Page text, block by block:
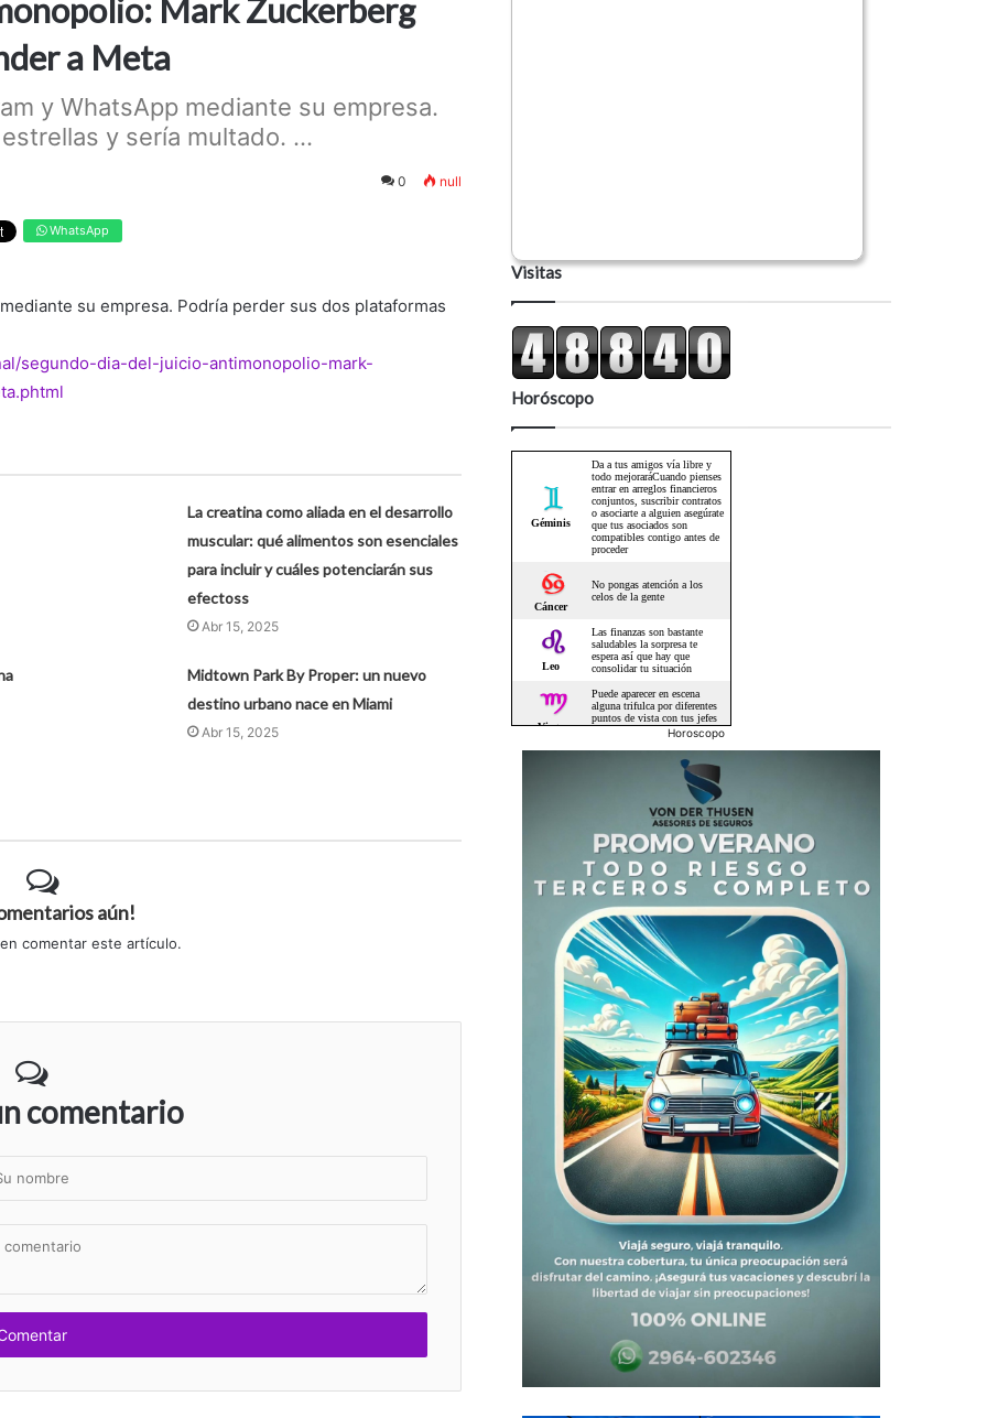
Mark Zuckerberg
a Meta
y WhatsApp mediante su empresa.
y sería multado. ...
0 null
WhatsApp
su empresa. Podría perder sus dos plataformas
segundo-dia-del-juicio-antimonopolio-mark-
La creatina como aliada en el desarrollo
muscular: qué alimentos son esenciales
para incluir y cuáles potenciarán sus
efectoss
Abr 15, 2025
Midtown Park By Proper: un nuevo
destino urbano nace en Miami
Abr 15, 2025
aún!
comentar este artículo.
comentario
Visitas
Horóscopo
Horoscopo